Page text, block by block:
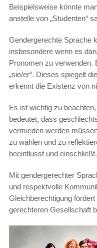
Beispielsweise könnte
anstelle von „Studenten“
Gendergerechte Sprache
insbesondere wenn es
Pronomen zu verwenden.
„sie/er“. Dieses spiegelt
erkennt die Existenz von
Es ist wichtig zu
bedeutet, dass
vermieden werden
zu wählen und zu
beeinflusst und einschließt.
Mit gendergerechter
und respektvolle
Gleichberechtigung
gerechteren Gesellschaft